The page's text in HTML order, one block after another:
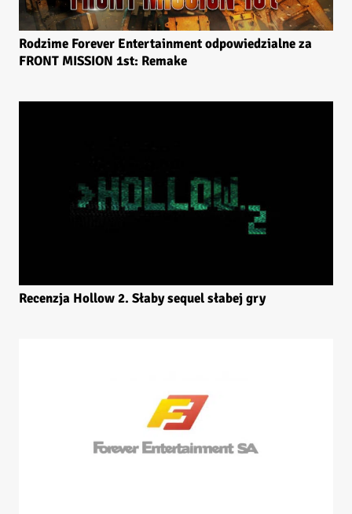
Rodzime Forever Entertainment odpowiedzialne za
FRONT MISSION 1st: Remake
Recenzja Hollow 2. Słaby sequel słabej gry